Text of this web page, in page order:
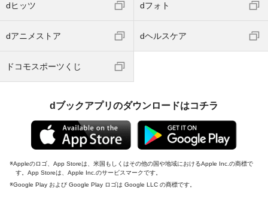
dヒッツ dフォト
dアニメストア dヘルスケア
ドコモスポーツくじ
dブックアプリのダウンロードはコチラ
Appleのロゴ、App Storeは、米国もしくはその他の国や地域におけるApple Inc.の商標で
す。App Storeは、Apple Inc.のサービスマークです。
Google Play および Google Play ロゴは Google LLC の商標です。